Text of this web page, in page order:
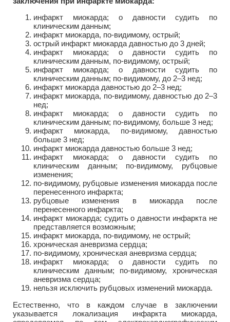
инфаркт миокарда; о давности судить по
клиническим данным;
инфаркт миокарда, по-видимому, острый;
острый инфаркт миокарда давностью до 3 дней;
инфаркт миокарда; о давности судить по
клиническим данным, по-видимому, острый;
инфаркт миокарда; о давности судить по
клиническим данным; по-видимому, до 2–3 нед;
инфаркт миокарда давностью до 2–3 нед;
инфаркт миокарда, по-видимому, давностью до 2–3
нед;
инфаркт миокарда; о давности судить по
клиническим данным; по-видимому, больше 3 нед;
инфаркт миокарда, по-видимому, давностью
больше 3 нед;
инфаркт миокарда давностью больше 3 нед;
инфаркт миокарда; о давности судить по
клиническим данным; по-видимому, рубцовые
изменения;
по-видимому, рубцовые изменения миокарда после
перенесенного инфаркта;
рубцовые изменения в миокарда после
перенесенного инфаркта;
инфаркт миокарда; судить о давности инфаркта не
представляется возможным;
инфаркт миокарда, по-видимому, не острый;
хроническая аневризма сердца;
по-видимому, хроническая аневризма сердца;
инфаркт миокарда; о давности судить по
клиническим данным; по-видимому, хроническая
аневризма сердца;
нельзя исключить рубцовых изменений миокарда.
Естественно, что в каждом случае в заключении
указывается локализация инфаркта миокарда,